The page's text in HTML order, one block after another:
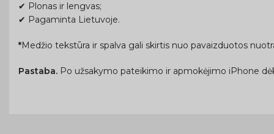
✔ Plonas ir lengvas;
✔ Pagaminta Lietuvoje.
*Medžio tekstūra ir spalva gali skirtis nuo pavaizduotos
Pastaba. Po užsakymo pateikimo ir apmokėjimo iPhone